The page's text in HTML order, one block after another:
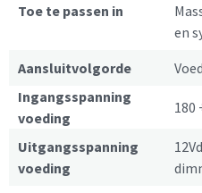
Toe te passen in
en
Aansluitvolgorde
Ingangsspanning
voeding
180
Uitgangsspanning
voeding